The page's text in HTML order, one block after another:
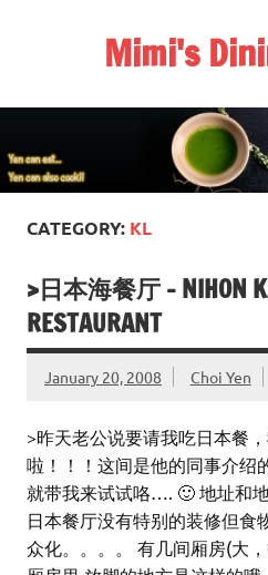
Mimi's
CATEGORY: KL
>日本海餐厅 – NIHON
RESTAURANT
January 20, 2008 Choi Yen
>昨天老公说要请我吃日本餐
啦！！！这间是他的同事介绍
就带我来试试咯…. 🙂 地址和
日本餐厅没有特别的装修但食
众化。。。。 有几间厢房(大